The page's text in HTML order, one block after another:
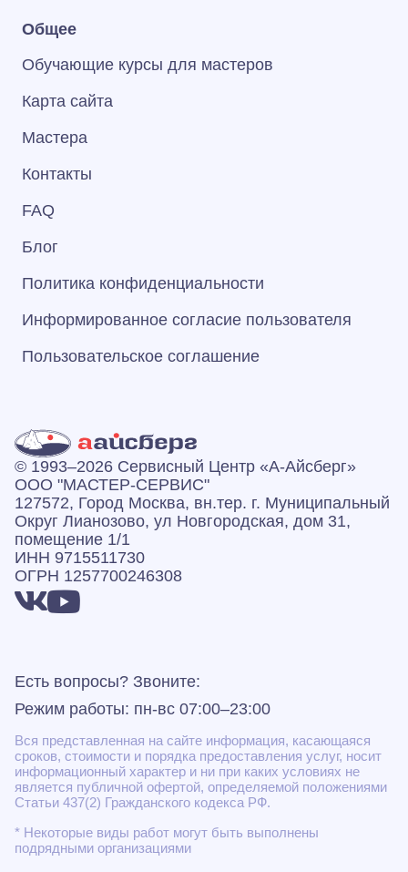
Общее
Обучающие курсы для мастеров
Карта сайта
Мастера
Контакты
FAQ
Блог
Политика конфиденциальности
Информированное согласие пользователя
Пользовательское соглашение
© 1993–2026 Сервисный Центр «А‑Айсберг»
ООО "МАСТЕР-СЕРВИС"
127572, Город Москва, вн.тер. г. Муниципальный
Округ Лианозово, ул Новгородская, дом 31,
помещение 1/1
ИНН 9715511730
ОГРН 1257700246308
Есть вопросы? Звоните:
Режим работы: пн-вс 07:00–23:00
Вся представленная на сайте информация, касающаяся
сроков, стоимости и порядка предоставления услуг, носит
информационный характер и ни при каких условиях не
является публичной офертой, определяемой положениями
Статьи 437(2) Гражданского кодекса РФ.
* Некоторые виды работ могут быть выполнены
подрядными организациями